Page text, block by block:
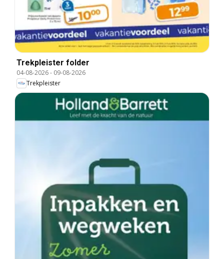
Trekpleister folder
04-08-2026- 09-08-2026
Trekpleister